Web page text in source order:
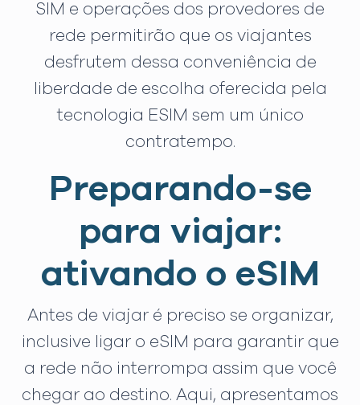
SIM e operações dos provedores de
rede permitirão que os viajantes
desfrutem dessa conveniência de
liberdade de escolha oferecida pela
tecnologia ESIM sem um único
contratempo.
Preparando-se
para viajar:
ativando o eSIM
Antes de viajar é preciso se organizar,
inclusive ligar o eSIM para garantir que
a rede não interrompa assim que você
chegar ao destino. Aqui, apresentamos